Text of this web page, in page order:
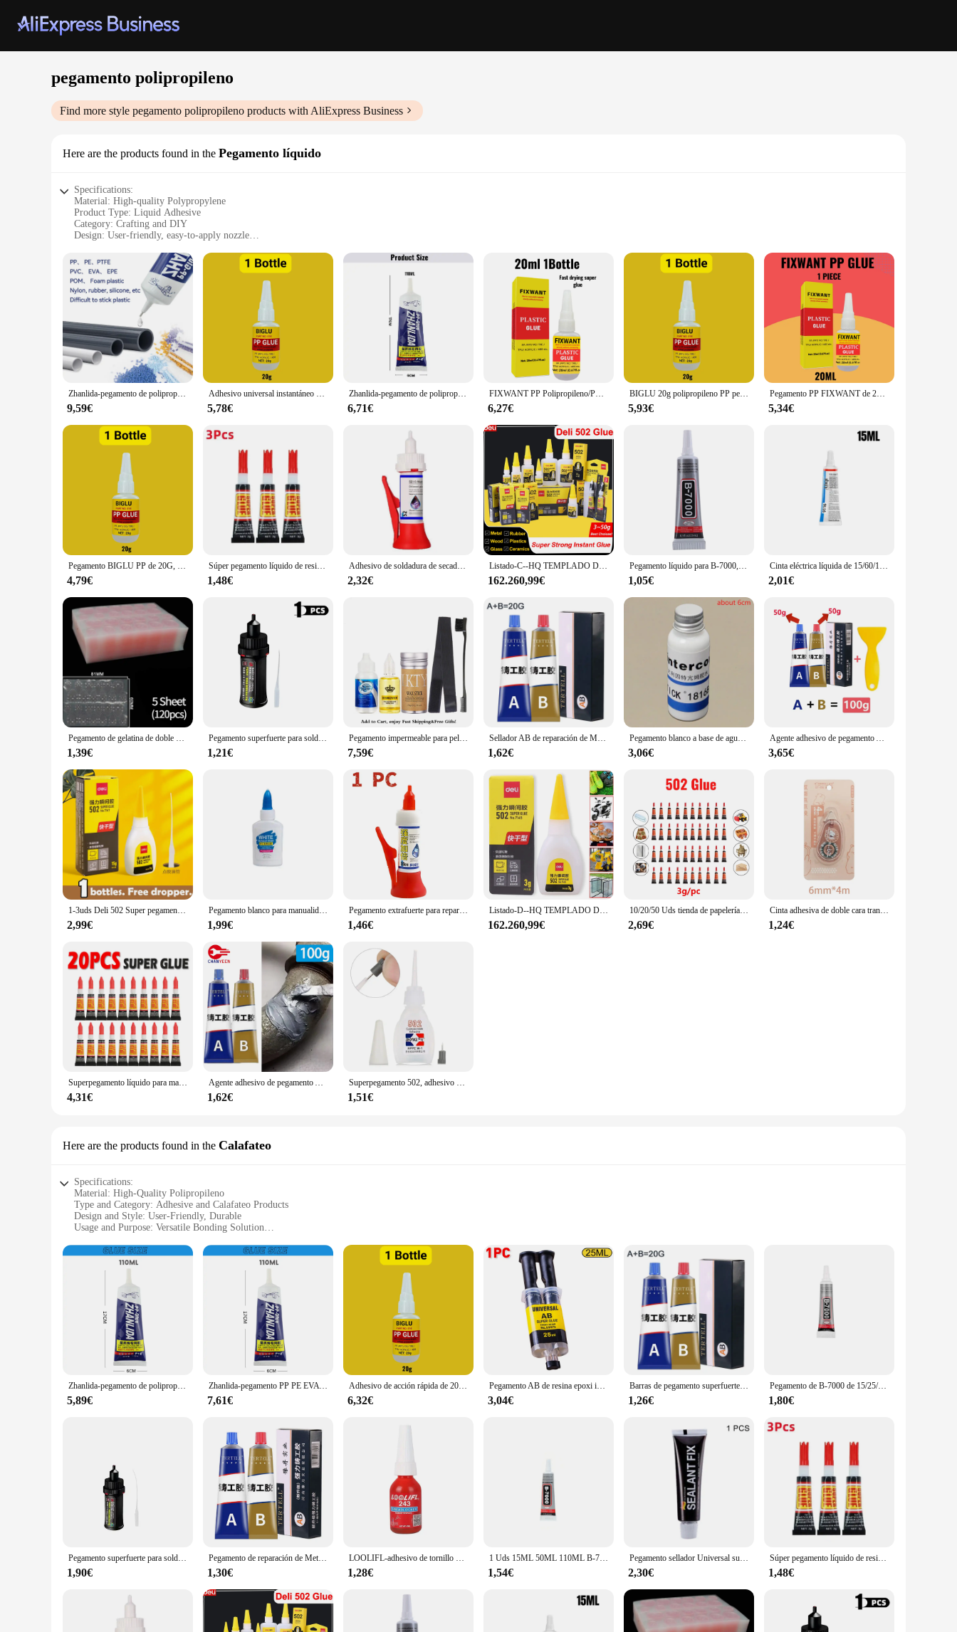
pegamento polipropileno
Find more style pegamento polipropileno products with AliExpress Business
Here are the products found in the Pegamento líquido
Specifications:
Material: High-quality Polypropylene
Product Type: Liquid Adhesive
Category: Crafting and DIY
Design: User-friendly, easy-to-apply nozzle
Performance: Strong bonding, durable hold
Parts and Accessories: Includes nozzle for precise application
Features:
**Unmatched Adhesive Strength**
Discover the unparalleled strength of our pegamento polipropileno, a liquid adhesive that stands out in the crafting and DIY world. The high-quality polypropylene composition ensures a robust bond
that withstands the test of time. Whether you're attaching fabric, paper, or other materials, this adhesive is designed to provide a durable hold that resists wear and tear. Its strong performance makes it
an ideal choice for both professional and hobbyist crafters.
**Versatile Application for Every Project**
Our liquid adhesive is not just about strength; it's also about versatility. The user-friendly design with an easy-to-apply nozzle makes it suitable for a wide range of projects, from delicate paper crafts
to larger fabric pieces. Its adaptability extends to various surfaces, making it a valuable addition to your crafting supplies. The precise application offered by the included nozzle ensures that your
creations are neat and professional, every time.
Whether you're a professional vendor or a hobbyist looking for a reliable adhesive, our pegamento polipropileno is the perfect choice. Its wholesale availability and sets for sale make it an accessible
option for those in need of a dependable crafting tool. The durable hold and strong bonding properties make it a must-have for any crafting enthusiast, ensuring that your projects are not only beautiful
but also long-lasting.
Zhanlida-pegamento de polipropileno PP, pegamento de PVC resistente al agua, suave, PE, EVA, POM, cuero de plástico PU, 110ML
9,59€
Adhesivo universal instantáneo BIGLU para pegamento de polipropileno ABS PVC PP directamente y rápido
5,78€
Zhanlida-pegamento de polipropileno PP PE EVA POM PU, plástico, impermeable, suave, PVC fuerte, 110ML
6,71€
FIXWANT PP Polipropileno/PPT/PC Policarbonato/TPE/TPU/ACRILICO/Pegamento especial ABS para plástico sin tratamiento
6,27€
BIGLU 20g polipropileno PP pegamento PE EVA POM PU plástico cuero impermeable pegamento suave adhesivo fuerte de PVC
5,93€
Pegamento PP FIXWANT de 20ML PPT PC ABS plástico acrílico cuero pegamento suave impermeable polipropileno fuerte adhesivo TPE TPU
5,34€
Pegamento BIGLU PP de 20G, unión instantánea de polipropileno directamente sin processiones, adhesivo de secado rápido ABS PVC 20s
4,79€
Súper pegamento líquido de resina epoxi para reparación de zapatos, pasta térmica 502, plástico, Metal, adhesivo fuerte Uv para el hogar, 3/12 piezas
1,48€
Adhesivo de soldadura de secado rápido, pegamento de reparación potente, sellador Universal, relleno de soldadura líquida para madera, Metal y plástico, 150/100/50g
2,32€
Listado-C--HQ TEMPLADO DE AZUL
162.260,99€
Pegamento líquido para B-7000, adhesivo de resina epoxi para reparación de teléfono móvil, pantalla táctil, joyería artesanal, 15/50/110ml, 1 unidad
1,05€
Cinta eléctrica líquida de 15/60/150mL, pegamento aislante impermeable, pegamento para reparación de cables eléctricos, sellador de pasta aislante líquida
2,01€
Pegamento de gelatina de doble cara para Uñas postizas, cinta adhesiva transparente para arte de uñas, pegatinas reutilizables DIY, accesorios para uñas de manicura
1,39€
Pegamento superfuerte para soldadura de plástico, madera, Metal, vidrio, cerámica, reparación de joyas, aceitoso, multifuncional, Original
1,21€
Pegamento impermeable para peluca de encaje frontal, 38ml, pegamento líquido adhesivo para el cabello, palo de cera para peluca, tinte de encaje, Spray, banda elástica de fusión
7,59€
Sellador AB de reparación de Metal, Adhesivo resistente al calor, pegamento de soldadura en frío, agente adhesivo de fundición de reparación de alta resistencia, 20/100/200/300g
1,62€
Pegamento blanco a base de agua para herramientas de cuero, adhesivo para billetera, bolso artesanal
3,06€
Agente adhesivo de pegamento AB súper reparador, 15-100g, fácil de fundir para varillas de Metal, aluminio, acero inoxidable, cobre, hierro, plástico, herramienta de soldadura en frío
3,65€
1-3uds Deli 502 Super pegamento instantáneo de secado rápido cianoacrilato adhesivo cuero caucho madera Metal fuerte enlace 15g herramienta de pegamento líquido
2,99€
Pegamento blanco para manualidades, adhesivo de látex lavable para manualidades de papel hecho a mano, suministros de papelería escolar para estudiantes, 40ML
1,99€
Pegamento extrafuerte para reparación de calzado, sellador Universal de secado rápido, de 1/5/10 piezas
1,46€
Listado-D--HQ TEMPLADO DE AZUL
162.260,99€
10/20/50 Uds tienda de papelería uñas 502 adhesivo fuerte instantáneo súper líquido Universal reparación de zapatos pegamento de cianoacrilato 1 g/unidad
2,69€
Cinta adhesiva de doble cara transparente para manualidades, rodillo adhesivo de doble cara para álbum de recortes, papelería creativa, suministros escolares, 6m x 6mm
1,24€
Superpegamento líquido para madera, goma, Metal, vidrio, cianoacrilato, adhesivo para tienda de papelería, Gel para uñas, 502 de cuero de unión fuerte instantánea, 20 Uds.
4,31€
Agente adhesivo de pegamento AB súper reparador, fácil de fundir para varillas de Metal y aluminio, acero inoxidable, cobre, hierro, plástico, herramienta de soldadura en frío, 20-100g
1,62€
Superpegamento 502, adhesivo de cianoacrilato de secado rápido instantáneo, cuero, caucho, madera, Metal, herramienta de pegamento líquido de unión fuerte
1,51€
Here are the products found in the Calafateo
Specifications:
Material: High-Quality Polipropileno
Type and Category: Adhesive and Calafateo Products
Design and Style: User-Friendly, Durable
Usage and Purpose: Versatile Bonding Solution
Quantity: Available in Bulk Sets
Features:
**Unmatched Durability and Versatility**
Crafted from high-quality polipropileno, this pegamento polipropileno is a staple in the adhesive and calafateo category. Its robust design ensures a lasting bond, making it perfect for a wide range of
applications. Whether you're securing items in the home, office, or workshop, this adhesive stands up to the test of time and usage. Its user-friendly design makes it accessible to professionals and DIY
enthusiasts alike, offering a reliable solution for any bonding need.
**Efficient and Economical Wholesale Options**
As a wholesale product, this pegamento polipropileno is an excellent choice for vendors and suppliers looking to offer a high-quality adhesive solution at an affordable price. The bulk sets available
ensure that you have enough adhesive for multiple projects, making it a cost-effective choice for both small and large-scale operations. The sets are designed to cater to the diverse needs of customers,
ensuring that you have the right amount of adhesive for every project.
**Reliable Performance Across Scenarios**
outdoor applications. Whether you're securing delicate items or heavy-duty materials, this adhesive ensures a lasting bond that can withstand the test of time. Its versatility extends to a variety of
surfaces, making it a go-to choice for a wide range of projects.
With its strong performance, user-friendly design, and bulk availability, this pegamento polipropileno is an essential tool for anyone looking for a reliable adhesive solution. Whether you're a
professional in the construction industry or a DIY enthusiast, this adhesive is designed to meet your needs and exceed your expectations.
Zhanlida-pegamento de polipropileno PP PE EVA POM PU, plástico impermeable de alta resistencia, pegamento de PVC suave y fuerte, 110ML
5,89€
Zhanlida-pegamento PP PE EVA POM PU, plástico impermeable de alta resistencia, PVC suave y fuerte, pegamento de polipropileno, 110ML
7,61€
Adhesivo de acción rápida de 20G, pegamento PP instantáneo BIGLU, unión de polipropileno ABS y PVC directamente con fuerte adherencia
6,32€
Pegamento AB de resina epoxi impermeable, adhesivo rápido instantáneo de reparación, súper líquido fuerte para soldadura de madera, plástico y Metal, 4/25ml
3,04€
Barras de pegamento superfuertes para reparación de Metal líquido, sellador impermeable para techo, soldadura impermeable, tipo AB
1,26€
Pegamento de B-7000 de 15/25/50/110ml, adhesivo de T-8000, reparación de resina epoxi, pegamento líquido para pantalla táctil de teléfono móvil, pegamento adhesivo artesanal para joyería
1,80€
Pegamento superfuerte para soldadura de plástico, madera, Metal, vidrio, cerámica, reparación de joyas, aceitoso, Original, 20/10/1 piezas
1,90€
Pegamento de reparación de Metal resistente al calor, AB, pegamento Industrial para soldadura en frío, agente mágico de reparación de plástico, adhesivo de fundición, 100ml
1,30€
LOOLIFL-adhesivo de tornillo 243, pegamento anaeróbico 243, sellador antideslizante y suelto, agente de bloqueo de rosca, selladores de calafateo antideslizantes, 10ml
1,28€
1 Uds 15ML 50ML 110ML B-7000 adhesivo transparente para reparación de teléfonos de contacto pegamento Universal de plástico para vidrio DIY B7000 con aplicador de precisión
1,54€
Pegamento sellador Universal superfuerte, pegamento de secado rápido, calafateo para Metal, vidrio, goma, cerámica, porcelana, madera y cuero
2,30€
Súper pegamento líquido de resina epoxi para reparación de zapatos, pasta térmica 502, plástico, Metal, adhesivo fuerte Uv para el hogar, 3/12 piezas
1,48€